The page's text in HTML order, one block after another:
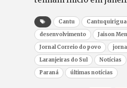
Cantu
desenvolvimento
Jaison
Jornal Correio do povo
Laranjeiras do Sul
Notícias
Paraná
últimas notícias